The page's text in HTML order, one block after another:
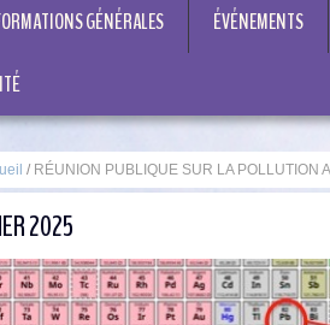
GÉNÉRALES ÉVÉNEMENTS
/ RÉUNION PUBLIQUE SUR LA POLLUTION
2025